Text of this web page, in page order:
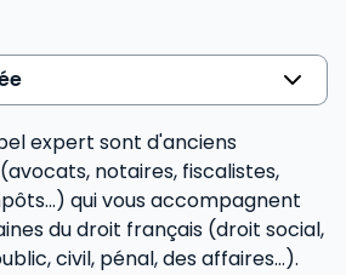
expert sont d'anciens
notaires, fiscalistes,
qui vous accompagnent
du droit français (droit social,
civil, pénal, des affaires…).